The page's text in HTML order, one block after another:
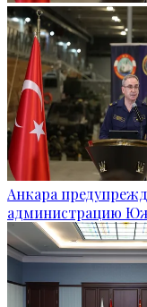
Анкара
администрацию